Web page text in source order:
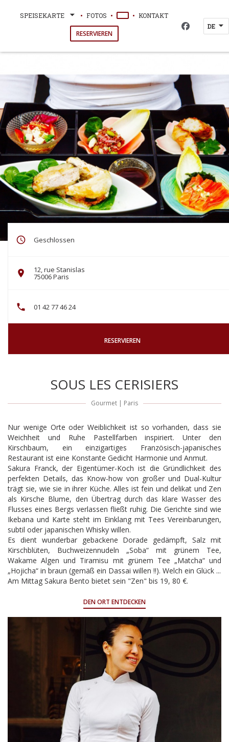
SPEISEKARTE FOTOS ((ÖFFNET EIN NEUES FENSTER))
KONTAKT
RESERVIEREN Facebook
DE
Geschlossen
12, rue Stanislas
75006 Paris
01 42 77 46 24
RESERVIEREN
SOUS LES CERISIERS
Gourmet | Paris
Nur wenige Orte oder Weiblichkeit ist so vorhanden, dass sie
Weichheit und Ruhe Pastellfarben inspiriert. Unter den
Kirschbaum, ein einzigartiges Französisch-japanisches
Restaurant ist eine Konstante Gedicht Harmonie und Anmut.
Sakura Franck, der Eigentümer-Koch ist die Gründlichkeit des
perfekten Details, das Know-how von großer und Dual-Kultur
trägt sie, wie sie in ihrer Küche. Alles ist fein und delikat und Zen
als Kirsche Blume, den Übertrag durch das klare Wasser des
Flusses eines Bergs verlassen fließt ruhig. Die Gerichte sind wie
Ikebana und Karte steht im Einklang mit Tees Vereinbarungen,
subtil oder japanischen Whisky willen.
Es dient wunderbar gebackene Dorade gedämpft, Salz mit
Kirschblüten, Buchweizennudeln „Soba“ mit grünem Tee,
Wakame Algen und Tiramisu mit grünem Tee „Matcha“ und
„Hojicha“ in braun (gemäß ein Dassai willen !!). Welch ein Glück ...
Am Mittag Sakura Bento bietet sein "Zen" bis 19, 80 €.
DEN ORT ENTDECKEN